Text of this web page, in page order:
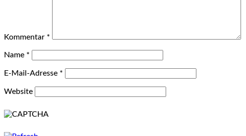
Kommentar *
Name *
E-Mail-Adresse *
Website